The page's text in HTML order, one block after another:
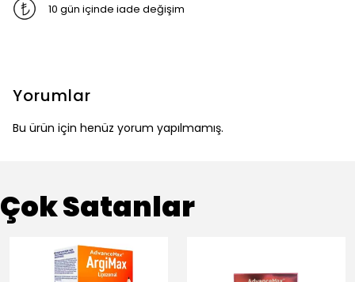
10 gün içinde iade değişim
Yorumlar
Bu ürün için henüz yorum yapılmamış.
Çok Satanlar